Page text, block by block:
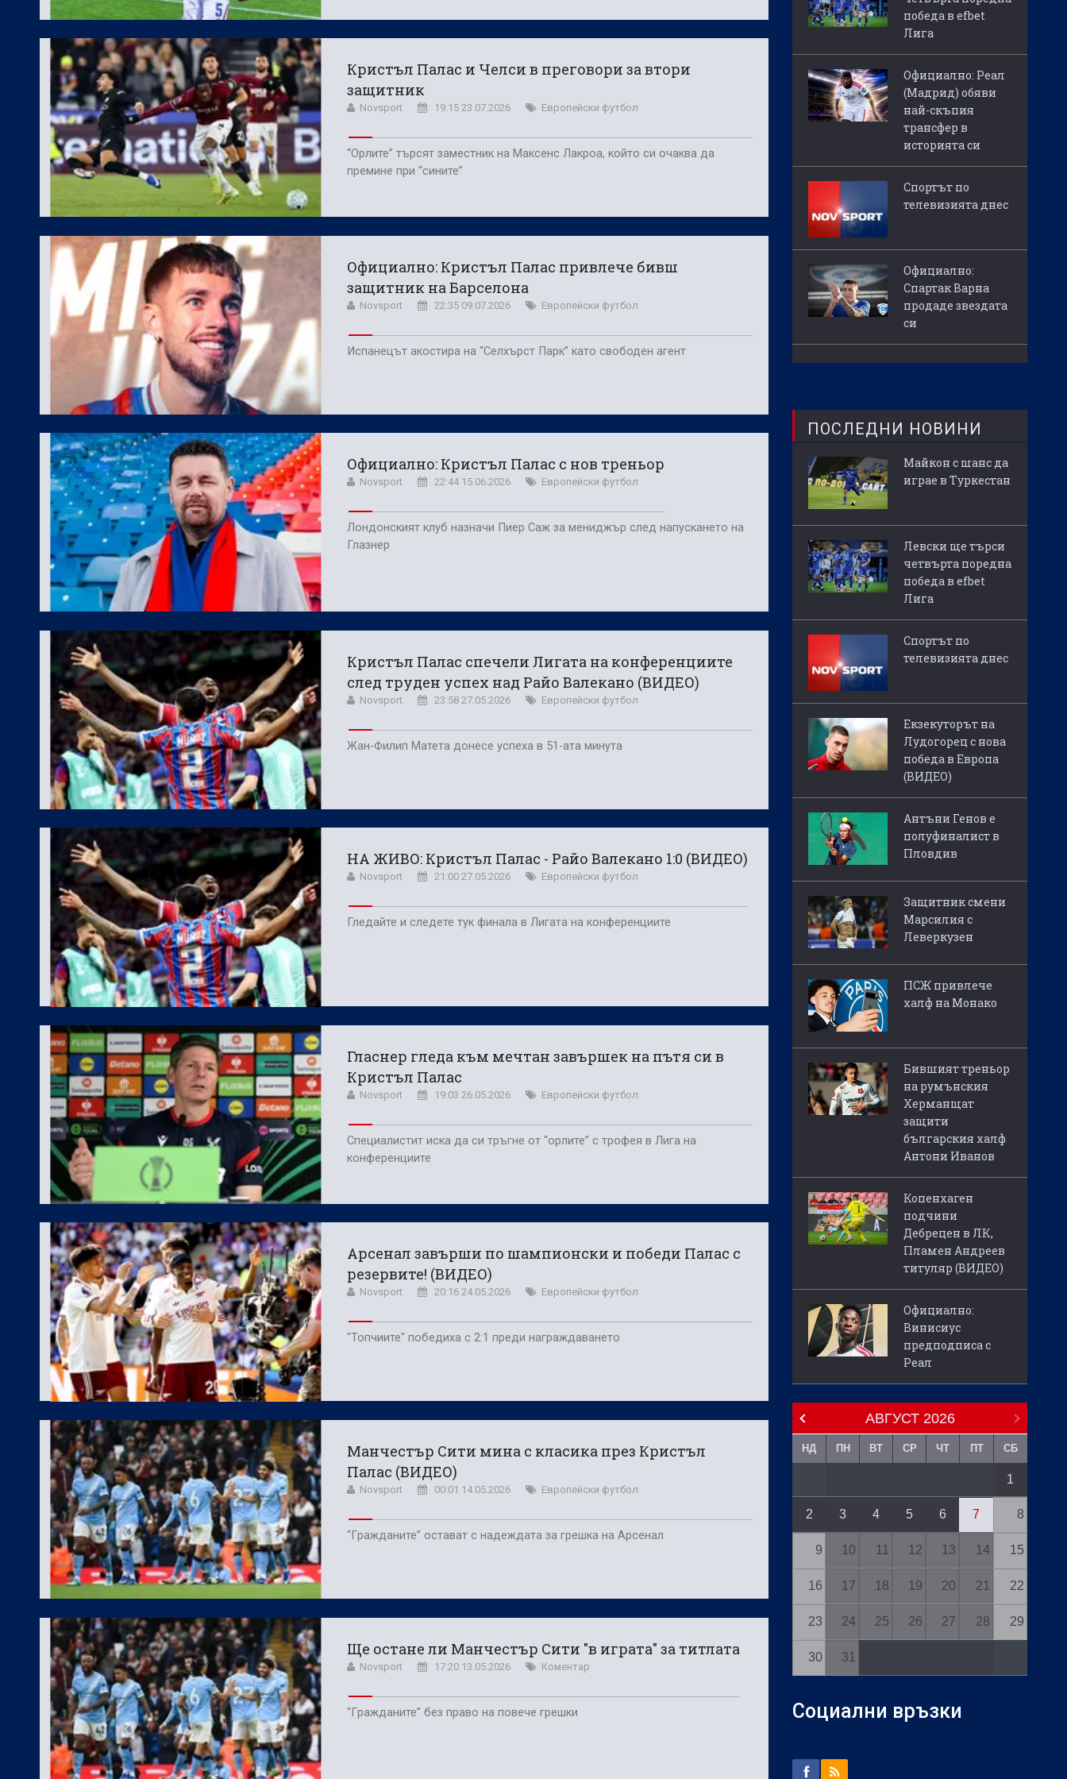
Кристъл Палас и Челси в преговори за втори
защитник
Novsport 19:15 23.07.2026 Европейски футбол
“Орлите” търсят заместник на Максенс Лакроа, който си очаква да
премине при “сините”
Официално: Кристъл Палас привлече бивш
защитник на Барселона
Novsport 22:35 09.07.2026 Европейски футбол
Испанецът акостира на “Селхърст Парк” като свободен агент
Официално: Кристъл Палас с нов треньор
Novsport 22:44 15.06.2026 Европейски футбол
Лондонският клуб назначи Пиер Саж за мениджър след напускането на
Глазнер
Кристъл Палас спечели Лигата на конференциите
след труден успех над Райо Валекано (ВИДЕО)
Novsport 23:58 27.05.2026 Европейски футбол
Жан-Филип Матета донесе успеха в 51-ата минута
НА ЖИВО: Кристъл Палас - Райо Валекано 1:0 (ВИДЕО)
Novsport 21:00 27.05.2026 Европейски футбол
Гледайте и следете тук финала в Лигата на конференциите
Гласнер гледа към мечтан завършек на пътя си в
Кристъл Палас
Novsport 19:03 26.05.2026 Европейски футбол
Специалистит иска да си тръгне от “орлите” с трофея в Лига на
конференциите
Арсенал завърши по шампионски и победи Палас с
резервите! (ВИДЕО)
Novsport 20:16 24.05.2026 Европейски футбол
"Топчиите" победиха с 2:1 преди награждаването
Манчестър Сити мина с класика през Кристъл
Палас (ВИДЕО)
Novsport 00:01 14.05.2026 Европейски футбол
“Гражданите” остават с надеждата за грешка на Арсенал
Ще остане ли Манчестър Сити "в играта" за титлата
Novsport 17:20 13.05.2026 Коментар
“Гражданите” без право на повече грешки
победа в efbet
Лига
Официално: Реал
(Мадрид) обяви
най-скъпия
трансфер в
историята си
Спортът по
телевизията днес
Официално:
Спартак Варна
продаде звездата
си
ПОСЛЕДНИ НОВИНИ
Майкон с шанс да
играе в Туркестан
Левски ще търси
четвърта поредна
победа в efbet
Лига
Спортът по
телевизията днес
Екзекуторът на
Лудогорец с нова
победа в Европа
(ВИДЕО)
Антъни Генов е
полуфиналист в
Пловдив
Защитник смени
Марсилия с
Леверкузен
ПСЖ привлече
халф на Монако
Бившият треньор
на румънския
Херманщат
защити
българския халф
Антони Иванов
Копенхаген
подчини
Дебрецен в ЛК,
Пламен Андреев
титуляр (ВИДЕО)
Официално:
Винисиус
предподписа с
Реал
АВГУСТ 2026
НД ПН ВТ СР ЧТ ПТ СБ
1
2 3 4 5 6 7 8
9 10 11 12 13 14 15
16 17 18 19 20 21 22
23 24 25 26 27 28 29
30 31
Социални връзки